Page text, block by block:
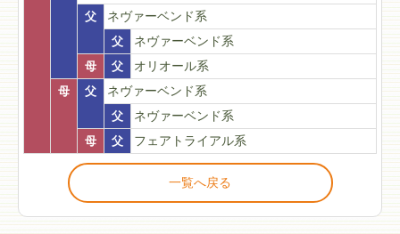
父
ネヴァーベンド系
父
ネヴァーベンド系
母
父
オリオール系
母
父
ネヴァーベンド系
父
ネヴァーベンド系
母
父 フェアトライアル系
一覧へ戻る